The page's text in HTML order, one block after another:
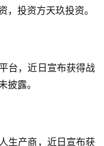
投资方天玖投资。
台，近日宣布获得战
披露。
生产商，近日宣布获